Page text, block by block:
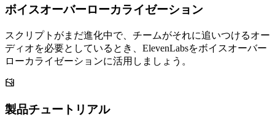
ボイスオーバーローカライゼーション
スクリプトがまだ進化中で、チームがそれに追いつけるオー
ディオを必要としているとき、ElevenLabsをボイスオーバー
ローカライゼーションに活用しましょう。
製品チュートリアル